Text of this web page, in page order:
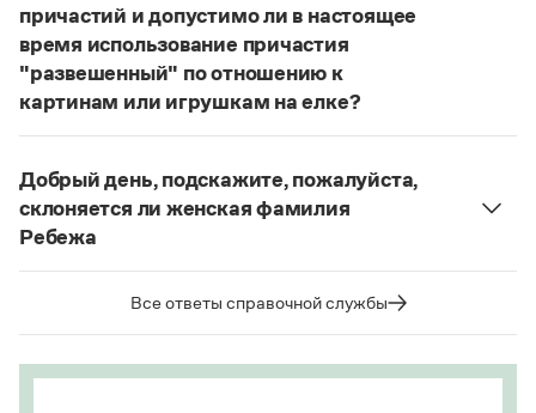
Учебник Грамоты
Правила русского языка: от азов до тонкостей
Интерактивные упражнения: от простого к сложному
Скороговорки
Научпоп
Все книги
причастий и допустимо ли в настоящее
время использование причастия
"развешенный" по отношению к
картинам или игрушкам на елке?
Нашответ2014 года по-прежнему актуален.
то игнорируют рекомендации нормативных
словарей русского языка, в которых указан глагол
развесить
развешенный) со значением «повесить в разных
местах (несколько, много предметов)». Ср.:
Я знаю, что на стенах своей квартиры вы
развесили разные географические карты
Добрый день, подскажите, пожалуйста,
склоняется ли женская фамилия
Ребежа
ФамилияРебежасклоняется (и мужская,
и женская).
Страница ответа
Все ответы справочной службы